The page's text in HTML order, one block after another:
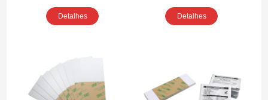
85976
Detalhes
82133
Detalhes